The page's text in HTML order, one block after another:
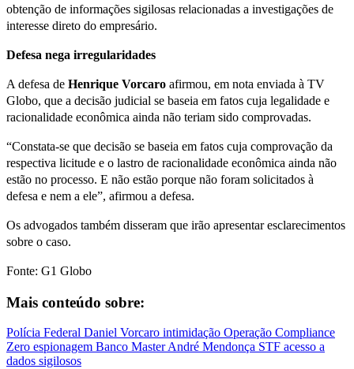
obtenção de informações sigilosas relacionadas a investigações de
interesse direto do empresário.
Defesa nega irregularidades
A defesa de Henrique Vorcaro afirmou, em nota enviada à TV
Globo, que a decisão judicial se baseia em fatos cuja legalidade e
racionalidade econômica ainda não teriam sido comprovadas.
“Constata-se que decisão se baseia em fatos cuja comprovação da
respectiva licitude e o lastro de racionalidade econômica ainda não
estão no processo. E não estão porque não foram solicitados à
defesa e nem a ele”, afirmou a defesa.
Os advogados também disseram que irão apresentar esclarecimentos
sobre o caso.
Fonte: G1 Globo
Mais conteúdo sobre:
Polícia Federal Daniel Vorcaro intimidação Operação Compliance
Zero espionagem Banco MasterAndré Mendonça STF acesso a
dados sigilosos